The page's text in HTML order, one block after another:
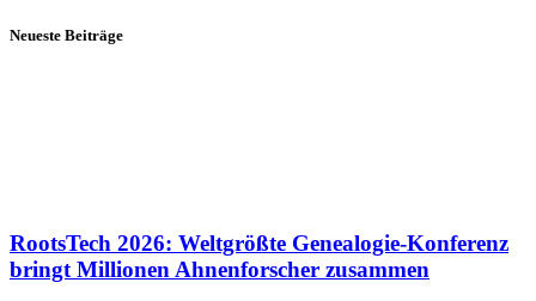
Neueste Beiträge
RootsTech 2026: Weltgrößte Genealogie-Konferenz
bringt Millionen Ahnenforscher zusammen